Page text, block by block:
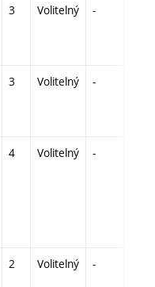
3 Volitelný -
3 Volitelný -
4 Volitelný -
2 Volitelný -